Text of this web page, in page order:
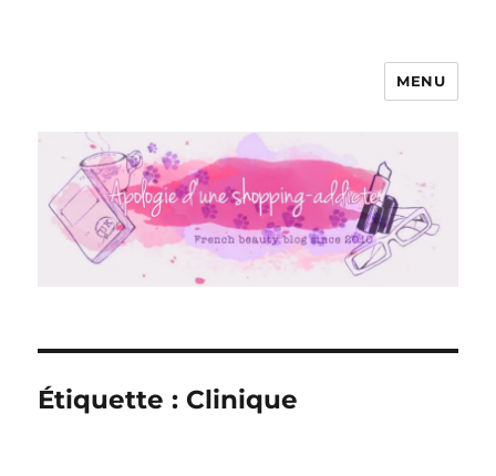
Apologie d'une Shopping-addicte
MENU
Étiquette : Clinique